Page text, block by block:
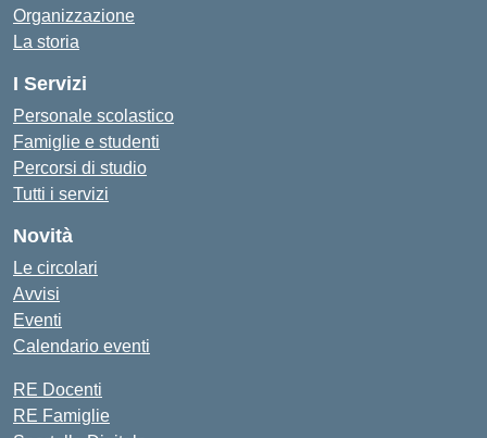
Organizzazione
La storia
I Servizi
Personale scolastico
Famiglie e studenti
Percorsi di studio
Tutti i servizi
Novità
Le circolari
Avvisi
Eventi
Calendario eventi
RE Docenti
RE Famiglie